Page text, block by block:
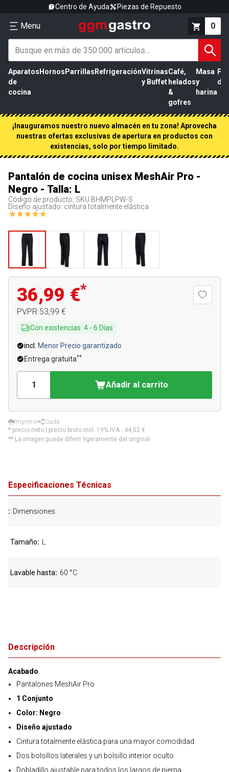
Centro de Ayuda Piezas de Repuesto
Menu 0
Aparatos
de
cocina
Hornos Parrillas RefrigeraciónVitrinas
y Buffet
Café,
helados
&
gofres
Masa
y
harina
de
¡Inauguramos nuestro nuevo almacén en tu zona! Aprovecha
nuestras ofertas exclusivas de apertura en productos con
existencias, solo por tiempo limitado.
Pantalón de cocina unisex MeshAir Pro -
Negro - Talla: L
Código de producto, SKU BHMPLPW-S
Diseño ajustado: cintura totalmente elástica
36,99 €*
PVPR 53,99 €
Con existencias: 4 - 6 Días
incl.
Menor Precio garantizado
Entrega gratuita**
Añadir al carrito
Imprimir
Cuota
* precio neto | precio bruto incl. 19% IVA.: 44,02 €
** La imagen puede diferir ligeramente del original.
Descripción
Acabado
Pantalones MeshAir Pro
1 Conjunto
Color: Negro
Diseño ajustado
Cintura totalmente elástica para una mayor comodidad
Dos bolsillos laterales y un bolsillo interior oculto
Dobladillo ajustable para todos los largos de pierna
Especificaciones Técnicas
Dimensiones
Tamaño
Lavable hasta 60 °C